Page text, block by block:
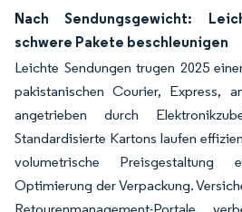
Nach Sendungsgewicht:
schwere Pakete beschleunigen
Leichte Sendungen trugen 2025
pakistanischen Courier, Express,
angetrieben durch
Standardisierte Kartons laufen
volumetrische
Optimierung der Verpackung.